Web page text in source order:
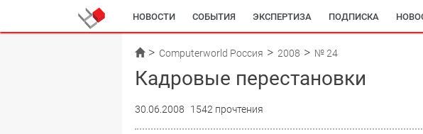
НОВОСТИ СОБЫТИЯ ЭКСПЕРТИЗА ПОДПИСКА
Computerworld Россия 2008 № 24
Кадровые перестановки
30.06.2008 1542 прочтения